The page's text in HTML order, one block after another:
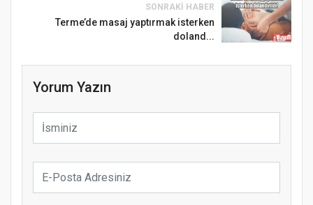
SONRAKI HABER
Terme’de masaj yaptırmak isterken
doland...
Yorum Yazın